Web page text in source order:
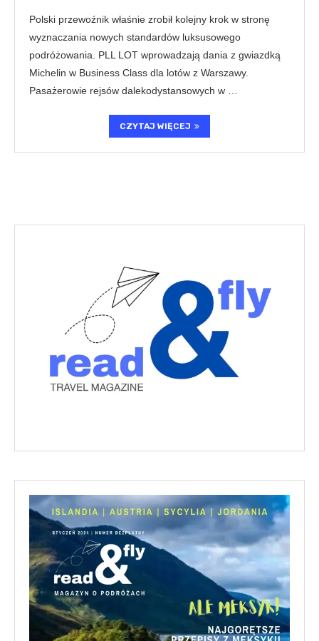
Polski przewoźnik właśnie zrobił kolejny krok w stronę
wyznaczania nowych standardów luksusowego
podróżowania. PLL LOT wprowadzają dania z gwiazdką
Michelin w Business Class dla lotów z Warszawy.
Pasażerowie rejsów dalekodystansowych w …
CZYTAJ WIĘCEJ